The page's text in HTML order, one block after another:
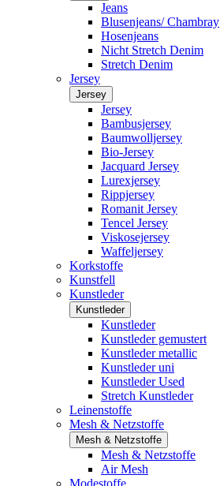
Jeans
Blusenjeans/ Chambray
Hosenjeans
Nicht Stretch Denim
Stretch Denim
Jersey
Jersey
Jersey
Bambusjersey
Baumwolljersey
Bio-Jersey
Jacquard Jersey
Lurexjersey
Rippjersey
Romanit Jersey
Tencel Jersey
Viskosejersey
Waffeljersey
Korkstoffe
Kunstfell
Kunstleder
Kunstleder
Kunstleder
Kunstleder gemustert
Kunstleder metallic
Kunstleder uni
Kunstleder Used
Stretch Kunstleder
Leinenstoffe
Mesh & Netzstoffe
Mesh & Netzstoffe
Mesh & Netzstoffe
Air Mesh
Modestoffe